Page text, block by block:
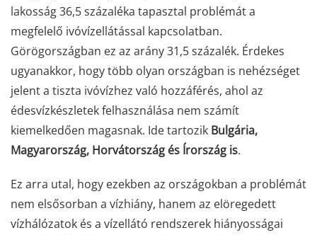
lakosság 36,5 százaléka tapasztal problémát a
megfelelő ivóvízellátással kapcsolatban.
Görögországban ez az arány 31,5 százalék. Érdekes
ugyanakkor, hogy több olyan országban is nehézséget
jelent a tiszta ivóvízhez való hozzáférés, ahol az
édesvízkészletek felhasználása nem számít
kiemelkedően magasnak. Ide tartozik Bulgária,
Magyarország, Horvátország és Írország is.
Ez arra utal, hogy ezekben az országokban a problémát
nem elsősorban a vízhiány, hanem az elöregedett
vízhálózatok és a vízellátó rendszerek hiányosságai